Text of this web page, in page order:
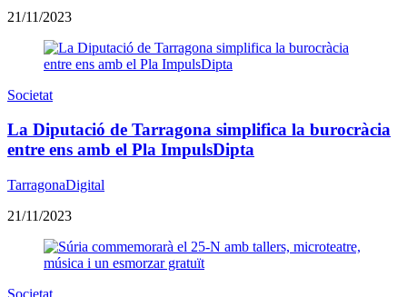
21/11/2023
Societat
La Diputació de Tarragona simplifica la burocràcia
entre ens amb el Pla ImpulsDipta
TarragonaDigital
21/11/2023
Societat